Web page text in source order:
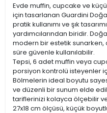
Evde muffin, cupcake ve
için tasarlanan Guardini
pratik kullanımı ve şık
yardımcılarından biridir.
modern bir estetik sunarken,
süre güvenle kullanılabilir.
Tepsi, 6 adet muffin veya
porsiyon kontrolü isteyenler
Bölmelerin ideal boyutu
ve düzenli bir sunum elde
tariflerinizi kolayca ölçebilir
27x18 cm ölçüsü, küçük